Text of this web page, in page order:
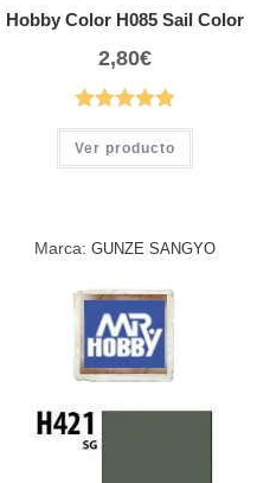
Hobby Color H085 Sail Color
2,80€
Ver producto
Marca: GUNZE SANGYO